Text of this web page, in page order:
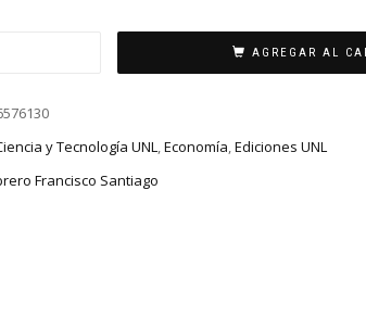
AGREGAR AL
y Tecnología UNL,Economía,Ediciones UNL
Francisco Santiago